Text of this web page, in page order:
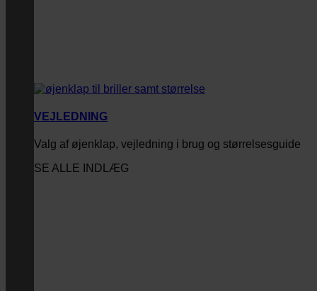
VEJLEDNING
Valg af øjenklap, vejledning i brug og størrelsesguide
SE ALLE INDLÆG